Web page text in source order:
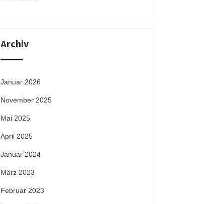
Archiv
Januar 2026
November 2025
Mai 2025
April 2025
Januar 2024
März 2023
Februar 2023